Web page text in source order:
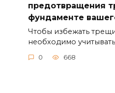
предотвращения
фундаменте
Чтобы избежать
необходимо учитывать
0 668